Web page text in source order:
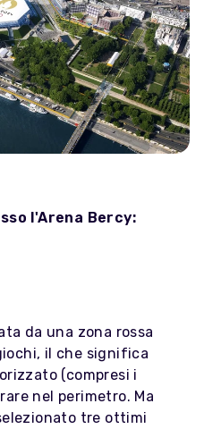
l'Arena Bercy:
da una zona rossa
il che significa
(compresi i
nel perimetro. Ma
tre ottimi